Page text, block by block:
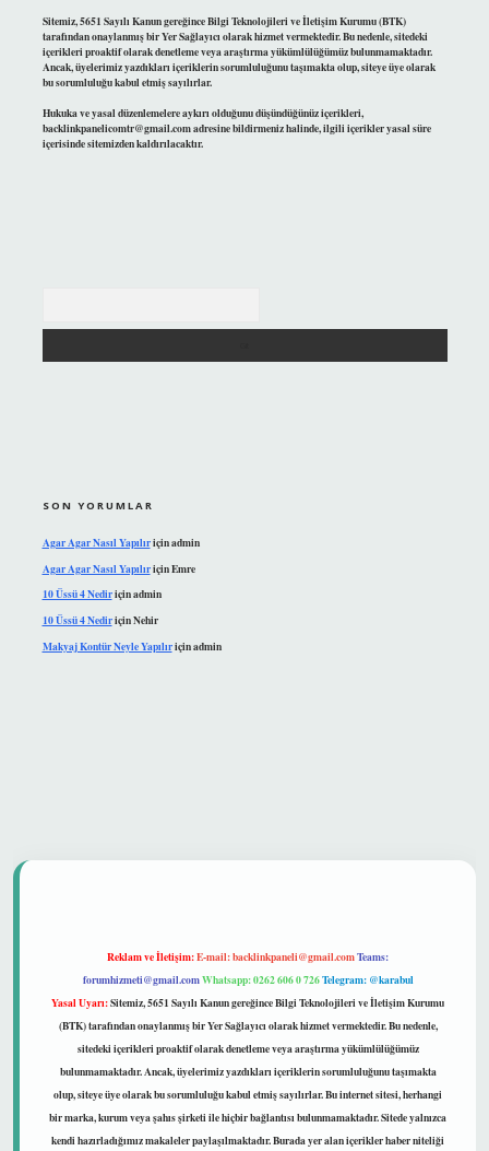
Sitemiz, 5651 Sayılı Kanun gereğince Bilgi Teknolojileri ve İletişim Kurumu (BTK)
tarafından onaylanmış bir Yer Sağlayıcı olarak hizmet vermektedir. Bu nedenle, sitedeki
içerikleri proaktif olarak denetleme veya araştırma yükümlülüğümüz bulunmamaktadır.
Ancak, üyelerimiz yazdıkları içeriklerin sorumluluğunu taşımakta olup, siteye üye olarak
bu sorumluluğu kabul etmiş sayılırlar.
Hukuka ve yasal düzenlemelere aykırı olduğunu düşündüğünüz içerikleri,
backlinkpanelicomtr@gmail.comadresine bildirmeniz halinde, ilgili içerikler yasal süre
içerisinde sitemizden kaldırılacaktır.
SON YORUMLAR
Agar Agar Nasıl Yapılıriçinadmin
Agar Agar Nasıl YapılıriçinEmre
10 Üssü 4 Nediriçinadmin
10 Üssü 4 NediriçinNehir
Makyaj Kontür Neyle Yapılıriçinadmin
Reklam ve İletişim:E-mail:backlinkpaneli@gmail.comTeams:
forumhizmeti@gmail.comWhatsapp: 0262 606 0 726Telegram: @karabul
Yasal Uyarı:Sitemiz, 5651 Sayılı Kanun gereğince Bilgi Teknolojileri ve İletişim Kurumu
(BTK) tarafından onaylanmış bir Yer Sağlayıcı olarak hizmet vermektedir. Bu nedenle,
sitedeki içerikleri proaktif olarak denetleme veya araştırma yükümlülüğümüz
bulunmamaktadır. Ancak, üyelerimiz yazdıkları içeriklerin sorumluluğunu taşımakta
olup, siteye üye olarak bu sorumluluğu kabul etmiş sayılırlar. Bu internet sitesi, herhangi
bir marka, kurum veya şahıs şirketi ile hiçbir bağlantısı bulunmamaktadır. Sitede yalnızca
kendi hazırladığımız makaleler paylaşılmaktadır. Burada yer alan içerikler haber niteliği